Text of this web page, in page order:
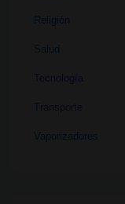
Religión
Salud
Tecnología
Transporte
Vaporizadores